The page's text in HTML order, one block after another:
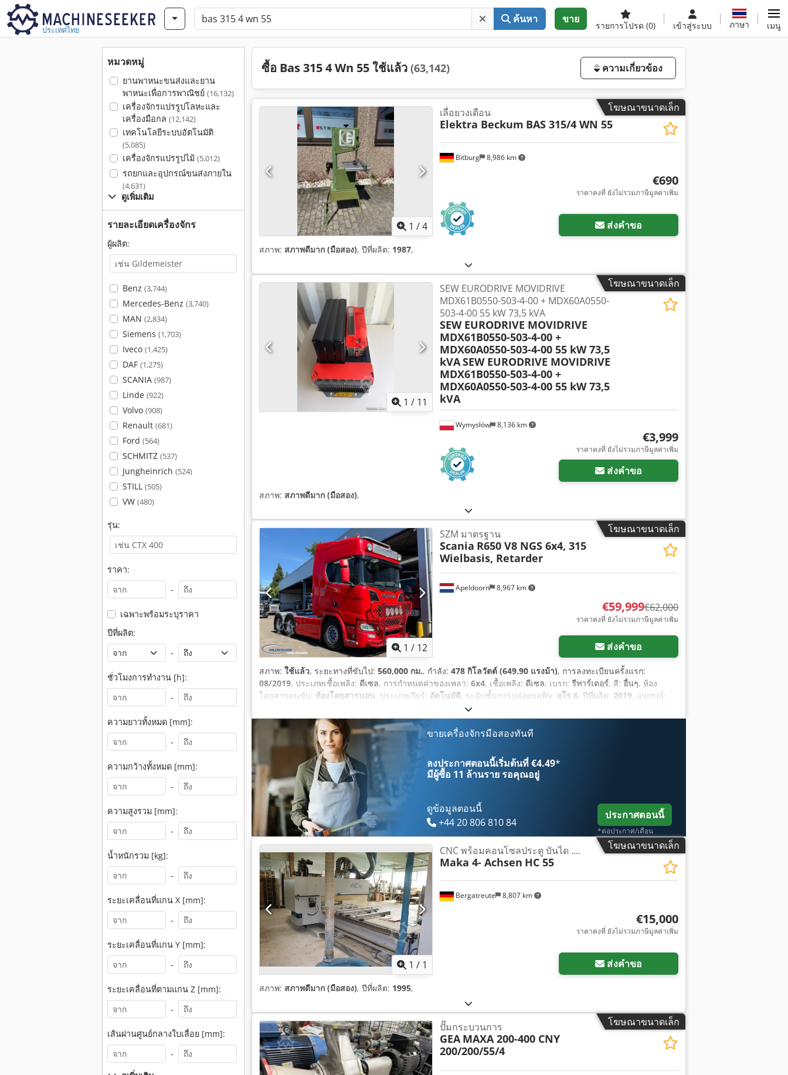
ประเทศไทย
ค้นหา ขาย
รายการโปรด (0) เข้าสู่ระบบ ภาษา เมนู
หมวดหมู่
ยานพาหนะขนส่งและยาน
พาหนะเพื่อการพาณิชย์ (16,132)
เครื่องจักรแปรรูปโลหะและ
เครื่องมือกล (12,142)
เทคโนโลยีระบบอัตโนมัติ
(5,085)
เครื่องจักรแปรรูปไม้ (5,012)
รถยกและอุปกรณ์ขนส่งภายใน
(4,631)
ดูเพิ่มเติม
รายละเอียดเครื่องจักร
ผู้ผลิต:
Benz (3,744)
Mercedes-Benz (3,740)
MAN (2,834)
Siemens (1,703)
Iveco (1,425)
DAF (1,275)
SCANIA (987)
Linde (922)
Volvo (908)
Renault (681)
Ford (564)
SCHMITZ (537)
Jungheinrich (524)
STILL (505)
VW (480)
รุ่น:
ราคา:
-
เฉพาะพร้อมระบุราคา
ปีที่ผลิต:
-
ชั่วโมงการทำงาน [h]:
-
ความยาวทั้งหมด [mm]:
-
ความกว้างทั้งหมด [mm]:
-
ความสูงรวม [mm]:
-
น้ำหนักรวม [kg]:
-
ระยะเคลื่อนที่แกน X [mm]:
-
ระยะเคลื่อนที่แกน Y [mm]:
-
ระยะเคลื่อนที่ตามแกน Z [mm]:
-
เส้นผ่านศูนย์กลางใบเลื่อย [mm]:
-
ซื้อ Bas 315 4 Wn 55 ใช้แล้ว (63,142) ความเกี่ยวข้อง
โฆษณาขนาดเล็ก
1 /4
Bitburg 8,986 km
เลื่อยวงเดือน
Elektra Beckum BAS 315/4 WN 55
€690
ราคาคงที่ ยังไม่รวมภาษีมูลค่าเพิ่ม
ส่งคำขอ
สภาพ: สภาพดีมาก (มือสอง), ปีที่ผลิต: 1987,
โฆษณาขนาดเล็ก
1 / 11
Wymysłów 8,136 km
SEW EURODRIVE MOVIDRIVE
MDX61B0550-503-4-00 + MDX60A0550-
503-4-00 55 kW 73,5 kVA
SEW EURODRIVE MOVIDRIVE
MDX61B0550-503-4-00 +
MDX60A0550-503-4-00 55 kW 73,5
kVASEW EURODRIVE MOVIDRIVE
MDX61B0550-503-4-00 +
MDX60A0550-503-4-00 55 kW 73,5
kVA
€3,999
ราคาคงที่ ยังไม่รวมภาษีมูลค่าเพิ่ม
ส่งคำขอ
สภาพ: สภาพดีมาก (มือสอง),
โฆษณาขนาดเล็ก
1 / 12
Apeldoorn 8,967 km
SZM มาตรฐาน
Scania R650 V8 NGS 6x4, 315
Wielbasis, Retarder
€59,999€62,000
ราคาคงที่ ยังไม่รวมภาษีมูลค่าเพิ่ม
ส่งคำขอ
สภาพ: ใช้แล้ว, ระยะทางที่ขับไป: 560,000 กม., กำลัง: 478 กิโลวัตต์ (649.90 แรงม้า), การลงทะเบียนครั้งแรก:
08/2019, ประเภทเชื้อเพลิง: ดีเซล, การกำหนดค่าของเพลา: 6x4, เชื้อเพลิง: ดีเซล, เบรก: รีทาร์เดอร์, สี: อื่นๆ, ห้อง
โดยสารคนขับ: ห้องโดยสารนอน, ประเภทเกียร์: อัตโนมัติ, ระดับชั้นการปล่อยมลพิษ: ยูโร 6, ปีที่ผลิต: 2019, อุปกรณ์:
กระจกมองข้างปรับไฟฟ้า, การปรับหน้าต่างไฟฟ้า, ตู้เย็น, พวงมาลัยเพาเวอร์, รีทาร์เดอร์, สปอยเลอร์, เครื่องทำความ
ร้อนขณะจอดรถ, เอบีเอส, ไฟตัดหมอก,
ขายเครื่องจักรมือสองทันที
ลงประกาศตอนนี้เริ่มต้นที่ €4.49*
มีผู้ซื้อ 11 ล้านราย รอคุณอยู่
ดูข้อมูลตอนนี้
+44 20 806 810 84
ประกาศตอนนี้
*ต่อประกาศ/เดือน
โฆษณาขนาดเล็ก
1 / 1
Bergatreute 8,807 km
CNC พร้อมคอนโซลประตู บันได ....
Maka 4- Achsen HC 55
€15,000
ราคาคงที่ ยังไม่รวมภาษีมูลค่าเพิ่ม
ส่งคำขอ
สภาพ: สภาพดีมาก (มือสอง), ปีที่ผลิต: 1995,
โฆษณาขนาดเล็ก
ปั๊มกระบวนการ
GEA MAXA 200-400 CNY
200/200/55/4